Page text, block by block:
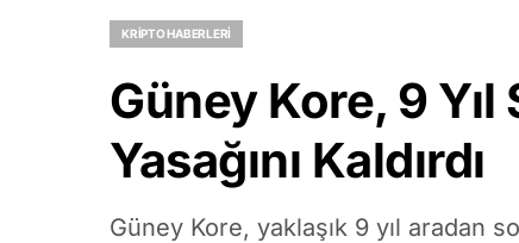
KRIPTO HABERLERI
Güney Kore, 9
Yasağını Kaldırdı
Güney Kore, yaklaşık 9 yıl aradan